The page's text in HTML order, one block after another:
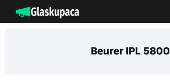
na
Beurer IPL 5800